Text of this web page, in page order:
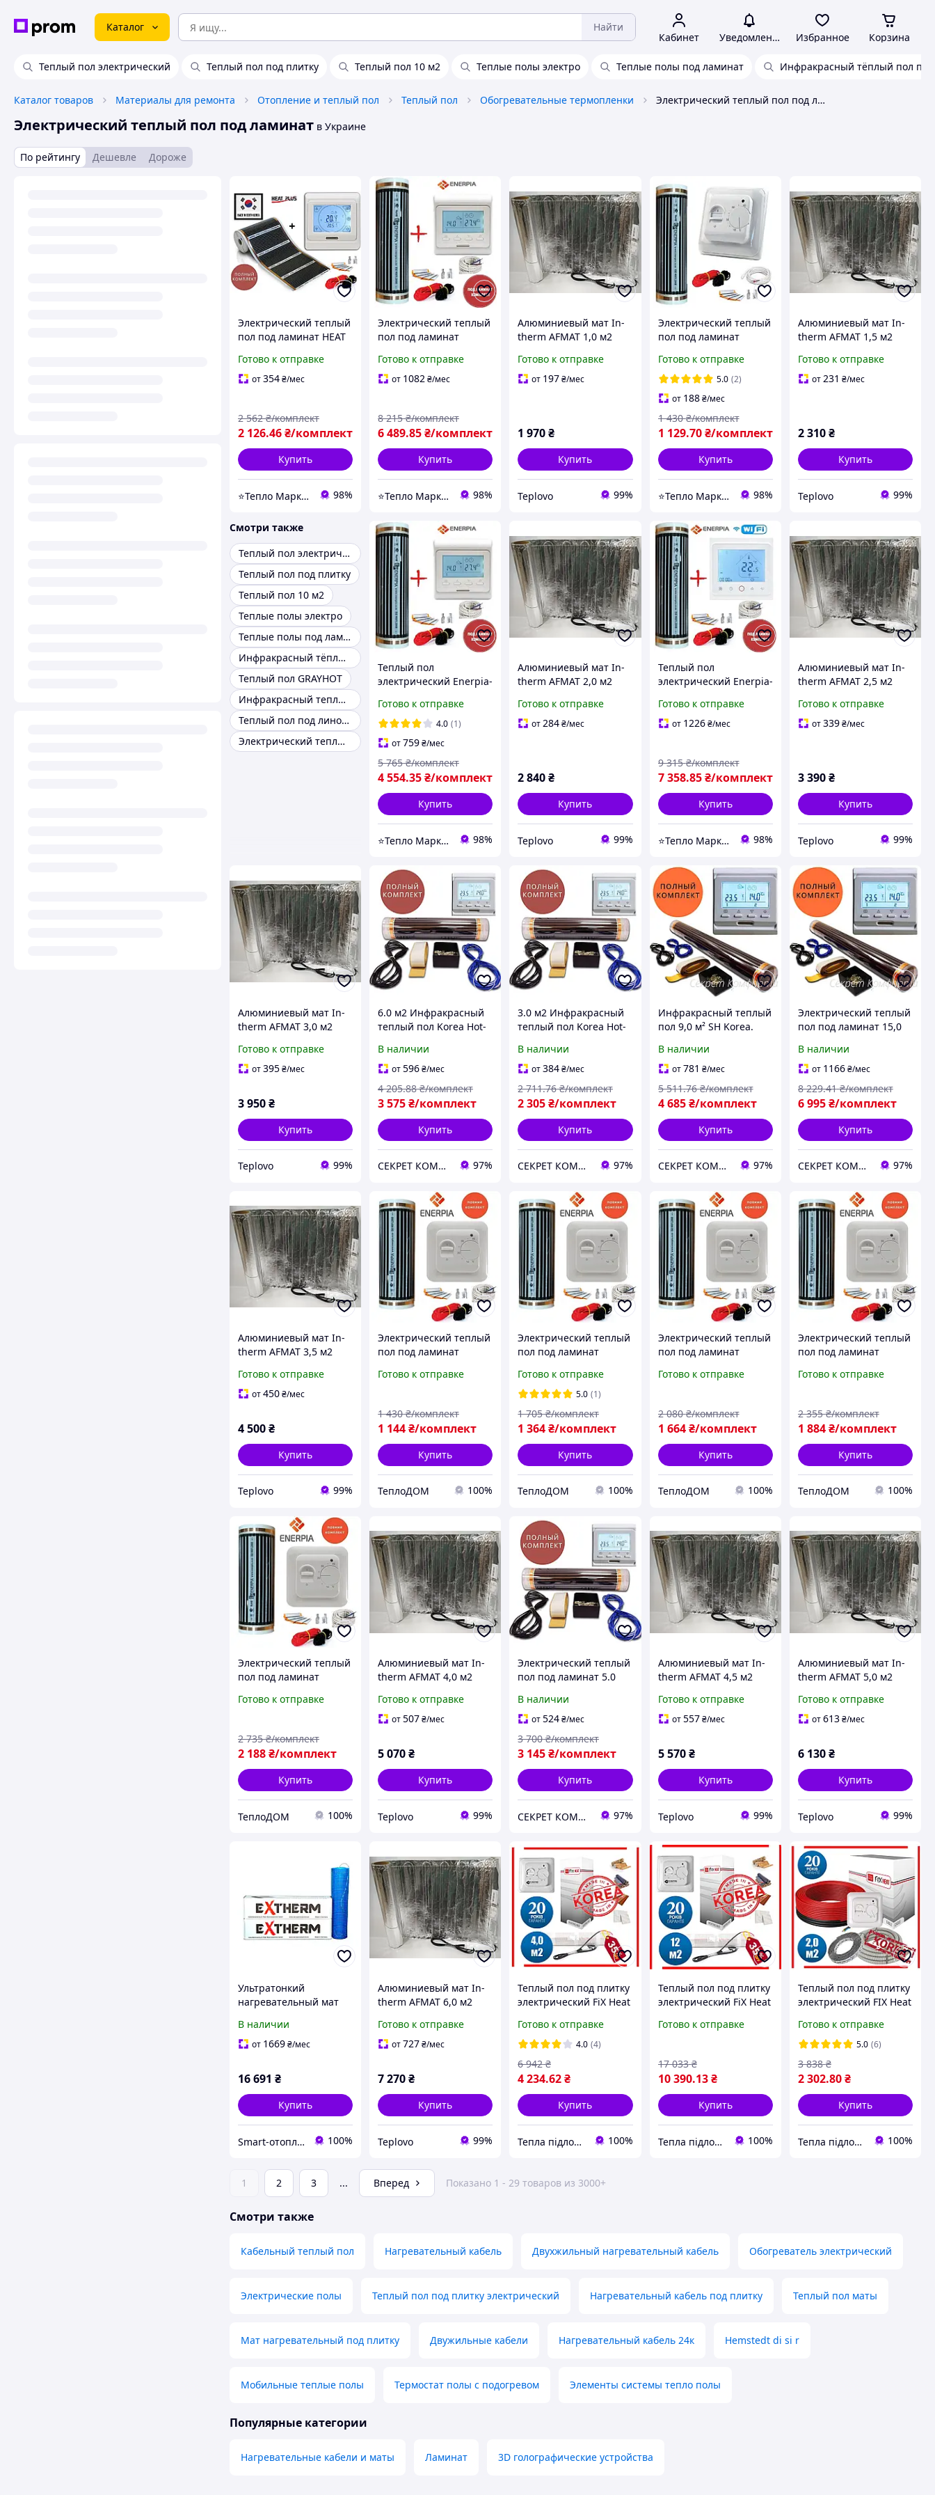
Каталог Найти
Кабинет Уведомления Избранное Корзина
Теплый пол электрический Теплый пол под плитку Теплый пол 10 м2 Теплые полы электро Теплые полы под ламинат Инфракрасный тёплый пол
Каталог товаров Материалы для ремонта Отопление и теплый пол Теплый пол Обогревательные термопленки Электрический теплый пол под ламинат
Электрический теплый пол под ламинат в Украине
По рейтингу Дешевле Дороже
Электрический теплый
пол под ламинат HEAT
(0.5мх3м)330Вт/220Ват/
м² с сенсорным
Готово к отправке
от354₴/мес
2 126.46₴/комплект
2 562 ₴/комплект
Купить
⭐Тепло Маркет⭐ 98%
Электрический теплый
пол под ламинат
(0.5м х 22м) /2420Вт с
терморегулятором E 51
Готово к отправке
от 1082₴/мес
6 489.85₴/комплект
8 215 ₴/комплект
Купить
⭐Тепло Маркет⭐ 98%
Алюминиевый мат In-
therm AFMAT 1,0 м2
теплый пол под
ламинат
Готово к отправке
от 197₴/мес
1 970₴
Купить
Teplovo 99%
Электрический теплый
пол под ламинат
(0.5м х 2м) /220Вт с
терморегулятором RTC
70
Готово к отправке
5.0 (2)
от 188 ₴/мес
1 129.70 ₴/комплект
1 430 ₴/комплект
Купить
⭐Тепло Маркет⭐ 98%
Алюминиевый мат In-
therm AFMAT 1,5 м2
теплый пол под
ламинат
Готово к отправке
от231 ₴/мес
2 310₴
Купить
Teplovo 99%
Смотри также
Теплый пол электрический
Теплый пол под плитку
Теплый пол 10 м2
Теплые полы электро
Теплые полы под ламинат
Инфракрасный тёплый пол под ламинат
Теплый пол GRAYHOT
Инфракрасный теплый пол комплект
Теплый пол под линолеум
Электрический теплый пол на улице
Теплый пол
электрический Enerpia-
14м) /1540Вт под
ламинат с
терморегулятором E 51
Готово к отправке
4.0 (1)
от759₴/мес
4 554.35₴/комплект
5 765 ₴/комплект
Купить
⭐Тепло Маркет⭐ 98%
Алюминиевый мат In-
therm AFMAT 2,0 м2
теплый пол под
ламинат
Готово к отправке
от284₴/мес
2 840₴
Купить
Teplovo 99%
Теплый пол
электрический Enerpia-
22м)/2420Вт под
ламинат с
Готово к отправке
от 1226 ₴/мес
7 358.85 ₴/комплект
9 315 ₴/комплект
Купить
⭐Тепло Маркет⭐ 98%
Алюминиевый мат In-
therm AFMAT 2,5 м2
теплый пол под
ламинат
Готово к отправке
от339₴/мес
3 390₴
Купить
Teplovo 99%
Алюминиевый мат In-
therm AFMAT 3,0 м2
теплый пол под
ламинат
Готово к отправке
от395₴/мес
3 950₴
Купить
Teplovo 99%
6.0 м2 Инфракрасный
теплый пол Korea Hot-
теплый пол под
ламинат
В наличии
от596₴/мес
3 575₴/комплект
4 205.88 ₴/комплект
Купить
СЕКРЕТ КОМФОРТУ 97%
3.0 м2 Инфракрасный
теплый пол Korea Hot-
теплый пол под
ламинат
В наличии
от384₴/мес
2 305₴/комплект
2 711.76 ₴/комплект
Купить
СЕКРЕТ КОМФОРТУ 97%
Инфракрасный теплый
пол 9,0 м² SH Korea.
пол под ламинат
В наличии
от781 ₴/мес
4 685 ₴/комплект
5 511.76 ₴/комплект
Купить
СЕКРЕТ КОМФОРТУ 97%
Электрический теплый
пол под ламинат 15,0
комплект с
программируемым
В наличии
от 1166₴/мес
6 995₴/комплект
8 229.41 ₴/комплект
Купить
СЕКРЕТ КОМФОРТУ 97%
Алюминиевый мат In-
therm AFMAT 3,5 м2
теплый пол под
ламинат
Готово к отправке
от450₴/мес
4 500₴
Купить
Teplovo 99%
Электрический теплый
пол под ламинат
(0.5м х 2м) /220Вт с
70
Готово к отправке
1 144₴/комплект
1 430 ₴/комплект
Купить
ТеплоДОМ 100%
Электрический теплый
пол под ламинат
(0.5м х 3м) /330Вт с
терморегулятором RTC
70
Готово к отправке
5.0 (1)
1 364₴/комплект
1 705 ₴/комплект
Купить
ТеплоДОМ 100%
Электрический теплый
пол под ламинат
(0.5м х 4м) /440Вт с
70
Готово к отправке
1 664 ₴/комплект
2 080 ₴/комплект
Купить
ТеплоДОМ 100%
Электрический теплый
пол под ламинат
(0.5м х 5м) /550Вт с
70
Готово к отправке
1 884₴/комплект
2 355 ₴/комплект
Купить
ТеплоДОМ 100%
Электрический теплый
пол под ламинат
(0.5м х 6м) /660Вт с
70
Готово к отправке
2 188₴/комплект
2 735 ₴/комплект
Купить
ТеплоДОМ 100%
Алюминиевый мат In-
therm AFMAT 4,0 м2
теплый пол под
ламинат
Готово к отправке
от507₴/мес
5 070₴
Купить
Teplovo 99%
Электрический теплый
пол под ламинат 5.0
инфракрасной пленки
Korea Hot-Film
В наличии
от524₴/мес
3 145₴/комплект
3 700 ₴/комплект
Купить
СЕКРЕТ КОМФОРТУ 97%
Алюминиевый мат In-
therm AFMAT 4,5 м2
теплый пол под
ламинат
Готово к отправке
от557 ₴/мес
5 570 ₴
Купить
Teplovo 99%
Алюминиевый мат In-
therm AFMAT 5,0 м2
теплый пол под
ламинат
Готово к отправке
от613₴/мес
6 130₴
Купить
Teplovo 99%
Ультратонкий
нагревательный мат
/ 900 Вт /
электрический теплый
В наличии
от 1669₴/мес
16 691 ₴
Купить
Smart-отопление "iHeat" 100%
Алюминиевый мат In-
therm AFMAT 6,0 м2
теплый пол под
ламинат
Готово к отправке
от727₴/мес
7 270₴
Купить
Teplovo 99%
Теплый пол под плитку
электрический FiX Heat
Корея Греющий мат
ультратонкий
Готово к отправке
4.0 (4)
4 234.62₴
6 942 ₴
Купить
Тепла підлога електрична 100%
Теплый пол под плитку
электрический FiX Heat
Корея Нагревательный
Готово к отправке
10 390.13 ₴
17 033 ₴
Купить
Тепла підлога електрична 100%
Теплый пол под плитку
электрический FIX Heat
Корея Тепла підлога
Готово к отправке
5.0 (6)
2 302.80₴
3 838 ₴
Купить
Тепла підлога електрична 100%
1 2 3 ... Вперед Показано 1 - 29 товаров из 3000+
Смотри также
Кабельный теплый пол Нагревательный кабель Двухжильный нагревательный кабель Обогреватель электрический
Электрические полы Теплый пол под плитку электрический Нагревательный кабель под плитку Теплый пол маты
Мат нагревательный под плитку Двужильные кабели Нагревательный кабель 24к Hemstedt di si r
Мобильные теплые полы Термостат полы с подогревом Элементы системы тепло полы
Популярные категории
Нагревательные кабели и маты Ламинат 3D голографические устройства